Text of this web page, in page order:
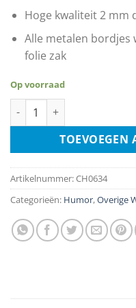
Hoge kwaliteit 2 mm
Alle metalen bordjes
folie zak
Op voorraad
Verboden Toegang Voor
TOEVOEGEN
Artikelnummer:CH0634
Categorieën: Humor,Overige